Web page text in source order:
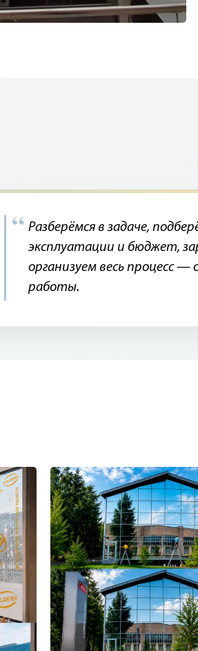
Разберёмся в задаче,
эксплуатации и бюджет,
организуем весь процесс —
работы.
Хлебник -